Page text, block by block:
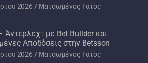
2026 Ματσωμένος Γάτος
με Bet Builder και
Αποδόσεις στην Betsson
2026 Ματσωμένος Γάτος